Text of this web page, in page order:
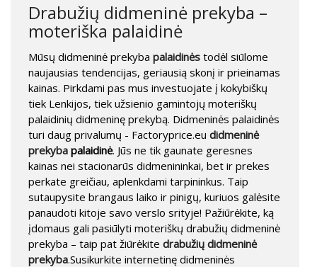
Drabužių didmeninė prekyba –
moteriška palaidinė
Mūsų didmeninė prekyba palaidinės todėl siūlome
naujausias tendencijas, geriausią skonį ir prieinamas
kainas. Pirkdami pas mus investuojate į kokybiškų
tiek Lenkijos, tiek užsienio gamintojų moteriškų
palaidinių didmeninę prekybą. Didmeninės palaidinės
turi daug privalumų - Factoryprice.eu didmeninė
prekyba palaidinė. Jūs ne tik gaunate geresnes
kainas nei stacionarūs didmenininkai, bet ir prekes
perkate greičiau, aplenkdami tarpininkus. Taip
sutaupysite brangaus laiko ir pinigų, kuriuos galėsite
panaudoti kitoje savo verslo srityje! Pažiūrėkite, ką
įdomaus gali pasiūlyti moteriškų drabužių didmeninė
prekyba – taip pat žiūrėkite drabužių didmeninė
prekyba.Susikurkite internetinę didmeninės